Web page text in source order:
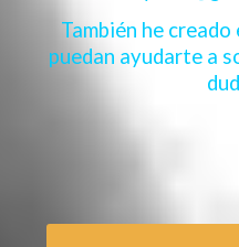
También he
puedan ayudarte a